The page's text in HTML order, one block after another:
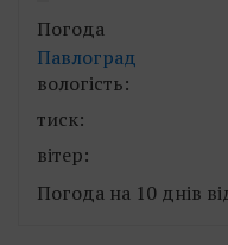
Погода
Павлоград
вологість:
тиск:
вітер:
Погода на 10 днів